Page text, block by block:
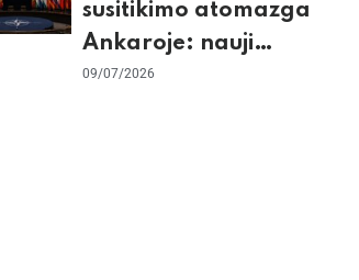
susitikimo atomazga
Ankaroje: nauji
įsipareigojimai
09/07/2026